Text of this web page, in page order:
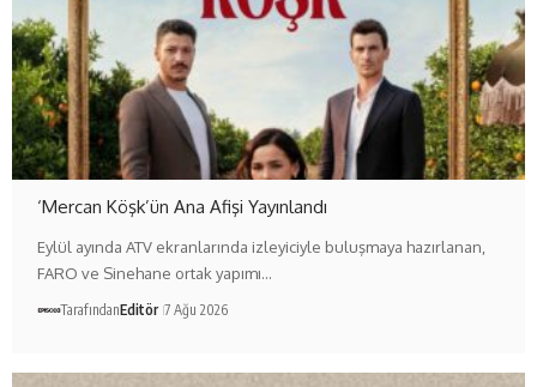
‘Mercan Köşk’ün Ana Afişi Yayınlandı
Eylül ayında ATV ekranlarında izleyiciyle buluşmaya hazırlanan,
FARO ve Sinehane ortak yapımı…
TarafındanEditör 7 Ağu 2026